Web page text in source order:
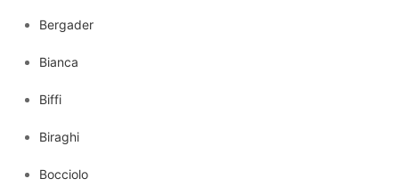
Bergader
Bianca
Biffi
Biraghi
Bocciolo